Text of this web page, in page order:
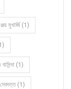
মুখার্জি (1)
(1)
(1)